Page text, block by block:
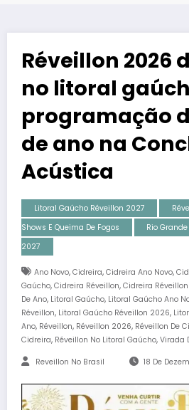
Réveillon 2026
no litoral
programação
de ano na
Acústica
Litoral Gaúcho Réveillon 2027
Shows E Queima De Fogos
Rio
2027
Ano Novo, Cidreira, Cidreira Ano Novo,
Gaúcho, Cidreira Réveillon, Cidreira
De Ano, Litoral Gaúcho, Litoral Gaúcho Ano
Réveillon, Litoral Gaúcho Réveillon 2026,
Ano, Réveillon, Réveillon 2026, Réveillon De
Cidreira, Réveillon No Litoral Gaúcho, Virada
Reveillon No Brasil 18 De